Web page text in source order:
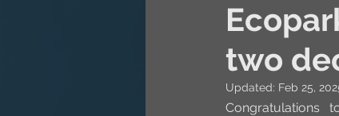
two
Updated: Feb 25,
Congratulations